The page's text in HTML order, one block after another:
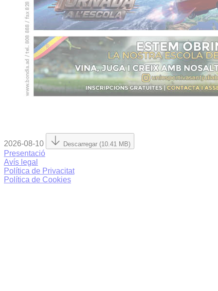
2026-08-10 Descarregar (10.41 MB)
Presentació
Avís legal
Política de Privacitat
Política de Cookies